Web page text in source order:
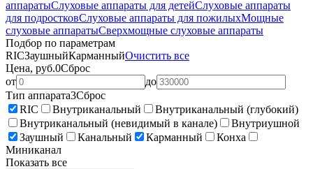
аппаратыСлуховые аппараты для детейСлуховые аппараты
для подростковСлуховые аппараты для пожилыхМощные
слуховые аппаратыСверхмощные слуховые аппараты
Подбор по параметрам
RICЗаушныйКарманныйОчистить все
Цена, руб.0Сброс
от
до
Тип аппарата3Сброс
RIC
Внутриканальный
Внутриканальный (глубокий)
Внутриканальный (невидимый в канале)
Внутриушной
Заушный
Канальный Карманный
Конха
Миниканал
Показать все